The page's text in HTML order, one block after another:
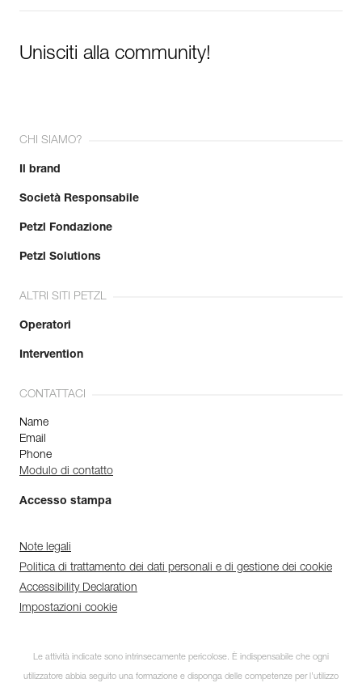
Unisciti alla community!
CHI SIAMO?
Il brand
Società Responsabile
Petzl Fondazione
Petzl Solutions
ALTRI SITI PETZL
Operatori
Intervention
CONTATTACI
Name
Email
Phone
Modulo di contatto
Accesso stampa
Note legali
Politica di trattamento dei dati personali e di gestione dei cookie
Accessibility Declaration
Impostazioni cookie
Le attività indicate sono intrinsecamente pericolose. È indispensabile che ogni
utilizzatore abbia seguito una formazione e disponga delle competenze per l’utilizzo